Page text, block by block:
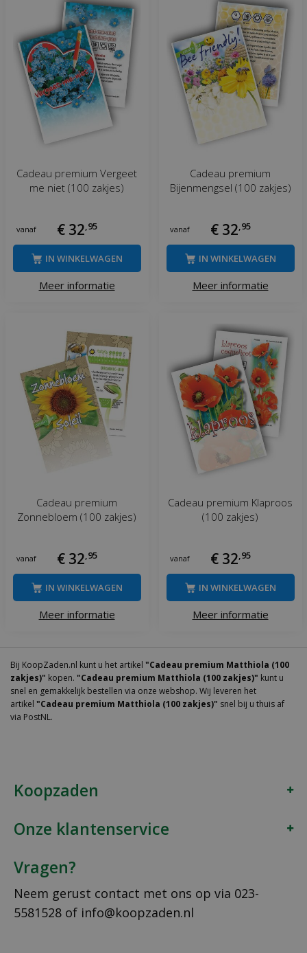
Cadeau premium Vergeet
me niet (100 zakjes)
vanaf € 32,95
Meer informatie
IN WINKELWAGEN
Cadeau premium
Bijenmengsel (100 zakjes)
vanaf € 32,95
Meer informatie
IN WINKELWAGEN
Cadeau premium
Zonnebloem (100 zakjes)
vanaf € 32,95
Meer informatie
IN WINKELWAGEN
Cadeau premium Klaproos
(100 zakjes)
vanaf € 32,95
Meer informatie
IN WINKELWAGEN
Bij KoopZaden.nl kunt u het artikel "Cadeau premium Matthiola (100
zakjes)" kopen. "Cadeau premium Matthiola (100 zakjes)" kunt u
snel en gemakkelijk bestellen via onze webshop. Wij leveren het
artikel "Cadeau premium Matthiola (100 zakjes)" snel bij u thuis af
via PostNL.
Koopzaden
Onze klantenservice
Vragen?
Neem gerust contact met ons op via 023-
5581528 of info@koopzaden.nl